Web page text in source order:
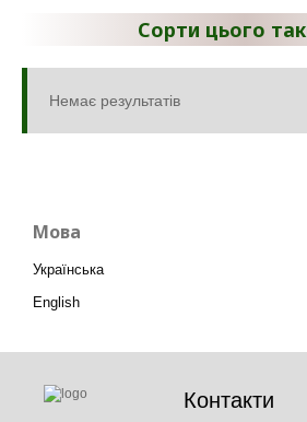
Сорти цього
Немає результатів
Мова
Українська
English
Контакти